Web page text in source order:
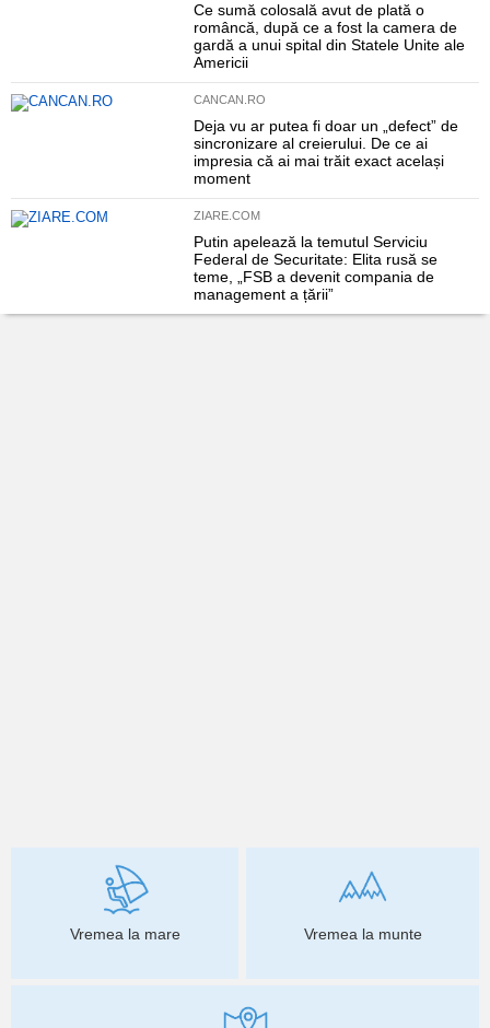
Ce sumă colosală avut de plată o
româncă, după ce a fost la camera de
gardă a unui spital din Statele Unite ale
Americii
CANCAN.RO
Deja vu ar putea fi doar un „defect” de
sincronizare al creierului. De ce ai
impresia că ai mai trăit exact același
moment
ZIARE.COM
Putin apelează la temutul Serviciu
Federal de Securitate: Elita rusă se
teme, „FSB a devenit compania de
management a țării”
Vremea la mare Vremea la munte